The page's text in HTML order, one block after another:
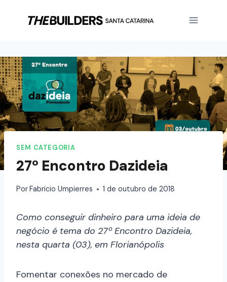
SEM CATEGORIA
27º Encontro Dazideia
PorFabricio Umpierres 1 de outubro de 2018
Como conseguir dinheiro para uma ideia de
negócio é tema do 27º Encontro Dazideia,
nesta quarta (03), em Florianópolis
Fomentar conexões no mercado de